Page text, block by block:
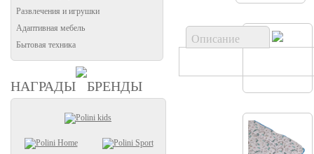
Развлечения и игрушки
Адаптивная мебель
Бытовая техника
НАГРАДЫ БРЕНДЫ
Описание